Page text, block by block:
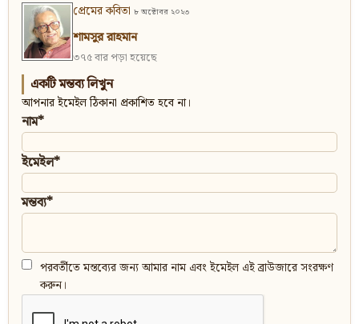
প্রেমের কবিতা ৮ অক্টোবর ২০২৩
শামসুর রাহমান
৩৭৫ বার পড়া হয়েছে
একটি মন্তব্য লিখুন
আপনার ইমেইল ঠিকানা প্রকাশিত হবে না।
নাম*
ইমেইল*
মন্তব্য*
পরবর্তীতে মন্তব্যের জন্য আমার নাম এবং ইমেইল এই ব্রাউজারে সংরক্ষণ
করুন।